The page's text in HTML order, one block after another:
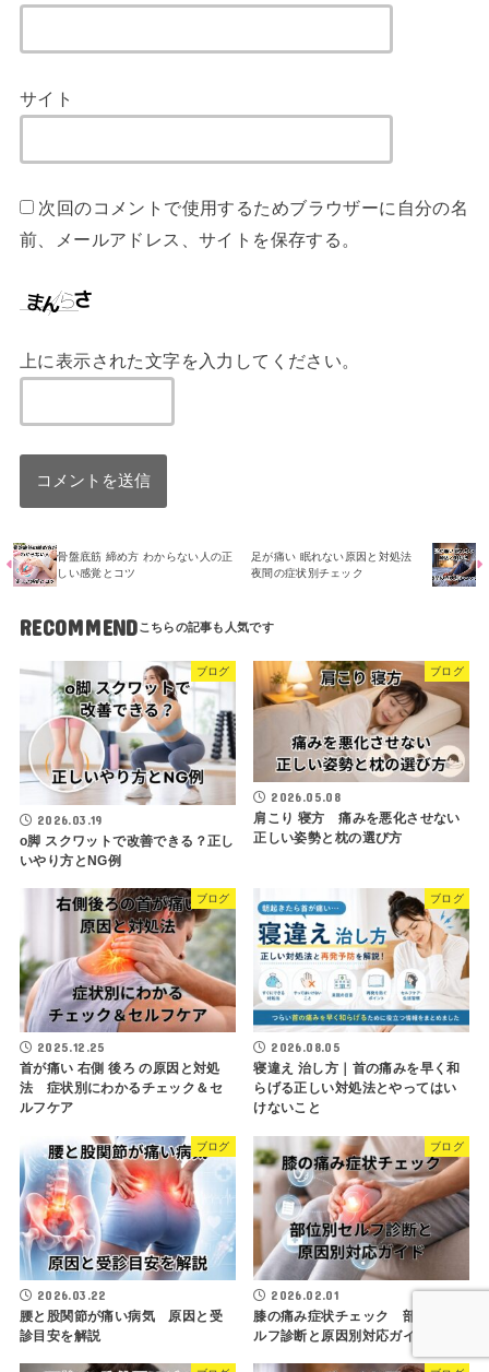
サイト
次回のコメントで使用するためブラウザーに自分の名
前、メールアドレス、サイトを保存する。
上に表示された文字を入力してください。
骨盤底筋 締め方 わからない人の正
しい感覚とコツ
足が痛い 眠れない原因と対処法
夜間の症状別チェック
RECOMMEND
ブログ
2026.03.19
o脚 スクワットで改善できる？正し
いやり方とNG例
ブログ
2026.05.08
肩こり 寝方 痛みを悪化させない
正しい姿勢と枕の選び方
ブログ
2025.12.25
首が痛い 右側 後ろ の原因と対処
法 症状別にわかるチェック＆セ
ルフケア
ブログ
2026.08.05
寝違え 治し方｜首の痛みを早く和
らげる正しい対処法とやってはい
けないこと
ブログ
2026.03.22
腰と股関節が痛い病気 原因と受
診目安を解説
ブログ
2026.02.01
膝の痛み症状チェック 部位別セ
ルフ診断と原因別対応ガイド